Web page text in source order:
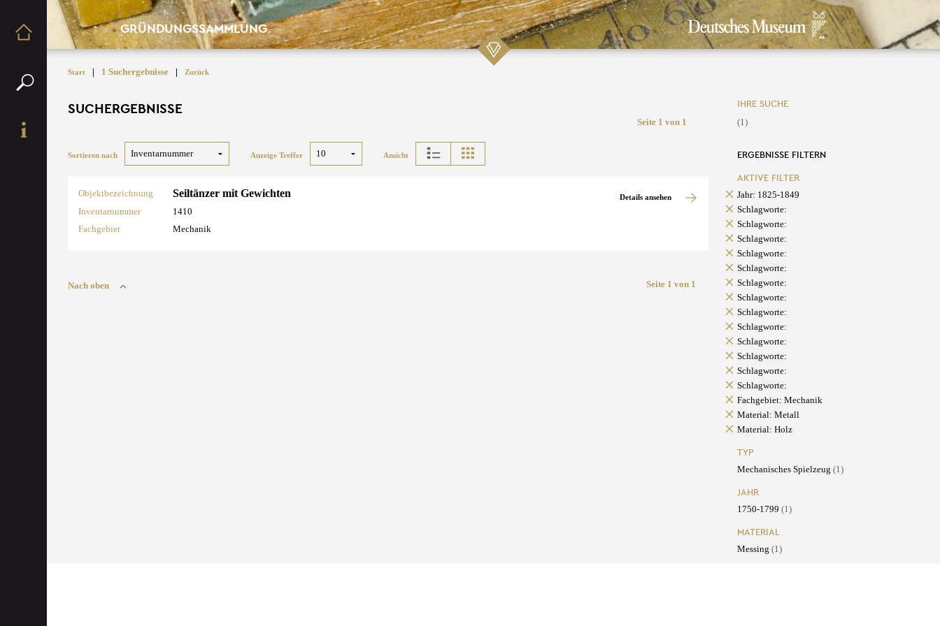
GRÜNDUNGSSAMMLUNG
Start | 1 Suchergebnisse | Zurück
SUCHERGEBNISSE
Seite 1 von 1
Sortieren nach Anzeige Treffer Ansicht
Objektbezeichnung Seiltänzer mit Gewichten
Inventarnummer
1410
Fachgebiet
Mechanik
Details ansehen
Nach oben Seite 1 von 1
IHRE SUCHE
(1)
ERGEBNISSE FILTERN
AKTIVE FILTER
Jahr: 1825-1849
Schlagworte:
Schlagworte:
Schlagworte:
Schlagworte:
Schlagworte:
Schlagworte:
Schlagworte:
Schlagworte:
Schlagworte:
Schlagworte:
Schlagworte:
Schlagworte:
Schlagworte:
Fachgebiet: Mechanik
Material: Metall
Material: Holz
TYP
Mechanisches Spielzeug (1)
JAHR
1750-1799 (1)
MATERIAL
Messing (1)